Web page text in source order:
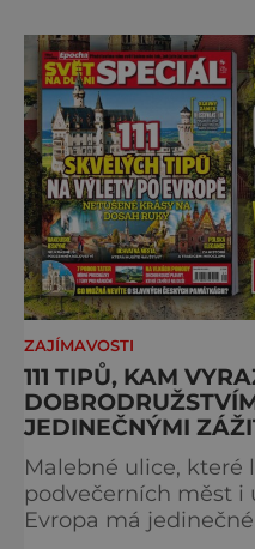
krážem. Je 10. dubna roku 49 př. n. l. a na
břehu říčky Rubikon
Caesar svou slavnou
ZAJÍMAVOSTI
111 TIPŮ, KAM
JEDINEČNÝMI
Malebné ulice, které
podvečerních měst i
Evropa má